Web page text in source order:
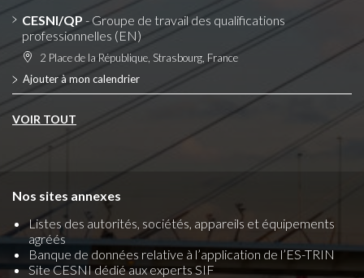
CESNI/QP - Groupe de travail des qualifications
professionnelles (EN)
2 Place de la République, Strasbourg, France
Ajouter à mon calendrier
VOIR TOUT
Nos sites annexes
Listes des autorités, sociétés, appareils et équipements
agréés
Banque de données relative à l’application de l’ES-TRIN
Site CESNI dédié aux experts SIF